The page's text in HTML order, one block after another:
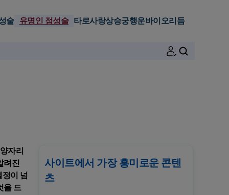
술 유명인 점성술 타로사랑상승궁행운바이오리듬
자리
려진
이 넘
을 드
사이트에서 가장 흥미로운 콘텐
츠